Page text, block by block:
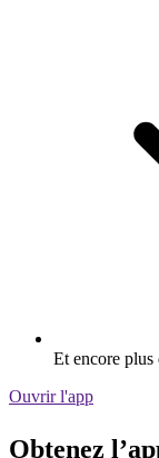
Et encore
Ouvrir l'app
Obtenez